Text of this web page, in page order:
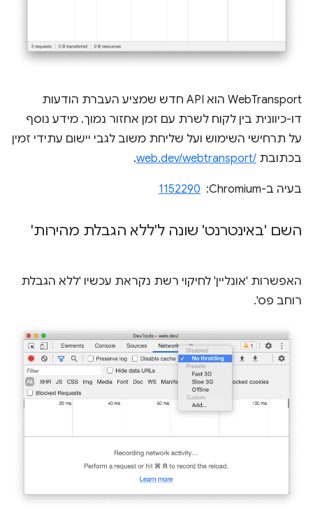
‫WebTransport הוא API חדש שמציע העברת הודעות
דו-כיוונית בין לקוח לשרת עם זמן אחזור נמוך. מידע נוסף
על תרחישי השימוש ועל שליחת משוב לגבי יישום עתידי זמין
בכתובת web.dev/webtransport/‎
.
בעיה ב-Chromium: ‏ 1152290
השם 'באינטרנט' שונה ל'ללא הגבלת מהירות'
האפשרות 'אונליין' לחיקוי רשת נקראת עכשיו 'ללא הגבלת
רוחב פס'.